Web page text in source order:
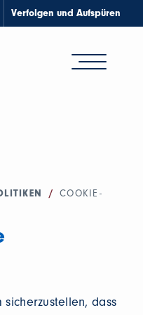
Verfolgen und Aufspüren
/
COOKIE-
dass